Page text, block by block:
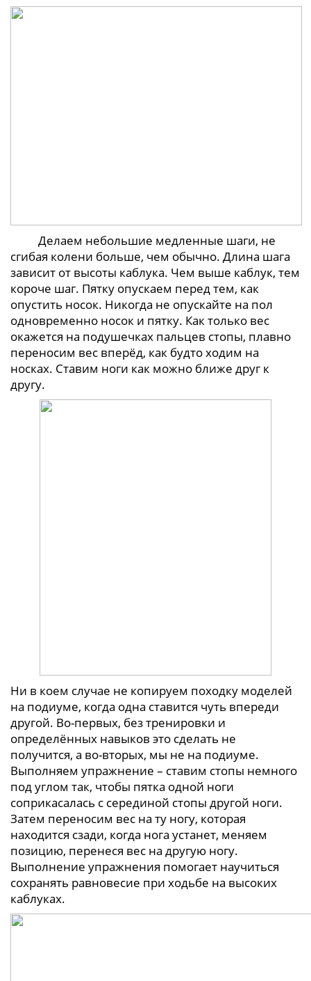
Делаем небольшие медленные шаги, не
сгибая колени больше, чем обычно. Длина шага
зависит от высоты каблука. Чем выше каблук, тем
короче шаг. Пятку опускаем перед тем, как
опустить носок. Никогда не опускайте на пол
одновременно носок и пятку. Как только вес
окажется на подушечках пальцев стопы, плавно
переносим вес вперёд, как будто ходим на
носках. Ставим ноги как можно ближе друг к
другу.
Ни в коем случае не копируем походку моделей
на подиуме, когда одна ставится чуть впереди
другой. Во-первых, без тренировки и
определённых навыков это сделать не
получится, а во-вторых, мы не на подиуме.
Выполняем упражнение – ставим стопы немного
под углом так, чтобы пятка одной ноги
соприкасалась с серединой стопы другой ноги.
Затем переносим вес на ту ногу, которая
находится сзади, когда нога устанет, меняем
позицию, перенеся вес на другую ногу.
Выполнение упражнения помогает научиться
сохранять равновесие при ходьбе на высоких
каблуках.